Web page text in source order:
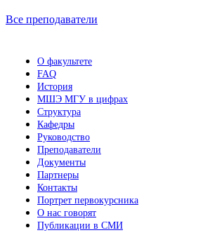
Все преподаватели
О факультете
FAQ
История
МШЭ МГУ в цифрах
Структура
Кафедры
Руководство
Преподаватели
Документы
Партнеры
Контакты
Портрет первокурсника
О нас говорят
Публикации в СМИ